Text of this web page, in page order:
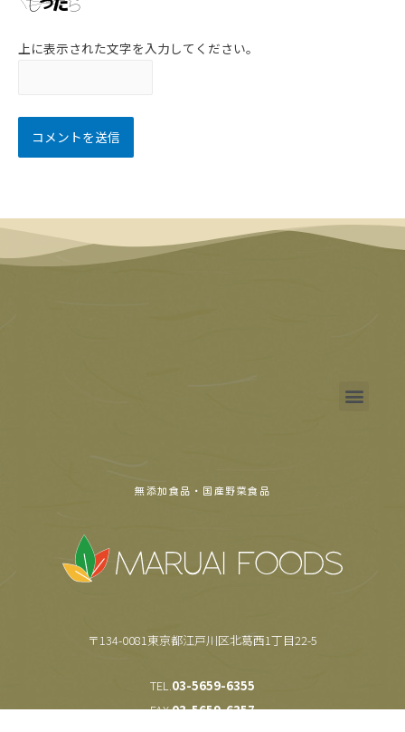
上に表示された文字を入力してください。
無添加食品・国産野菜食品
〒134-0081東京都江戸川区北葛西1丁目22-5
TEL.03-5659-6355
FAX.03-5659-6357